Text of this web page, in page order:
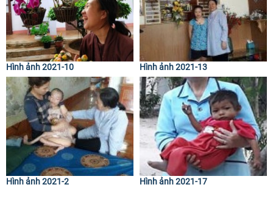
Hình ảnh 2021-10 Hình ảnh 2021-13
Hình ảnh 2021-2 Hình ảnh 2021-17